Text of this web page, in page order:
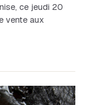
ce jeudi 20
vente aux